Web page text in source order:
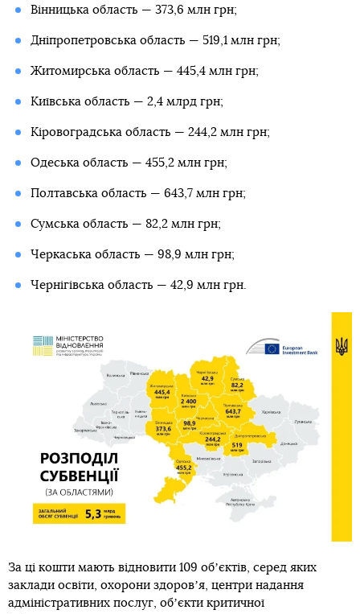
Вінницька область — 373,6 млн грн;
Дніпропетровська область — 519,1 млн грн;
Житомирська область — 445,4 млн грн;
Київська область — 2,4 млрд грн;
Кіровоградська область — 244,2 млн грн;
Одеська область — 455,2 млн грн;
Полтавська область — 643,7 млн грн;
Сумська область — 82,2 млн грн;
Черкаська область — 98,9 млн грн;
Чернігівська область — 42,9 млн грн.
За ці кошти мають відновити 109 обʼєктів, серед яких
заклади освіти, охорони здоровʼя, центри надання
адміністративних послуг, обʼєкти критичної